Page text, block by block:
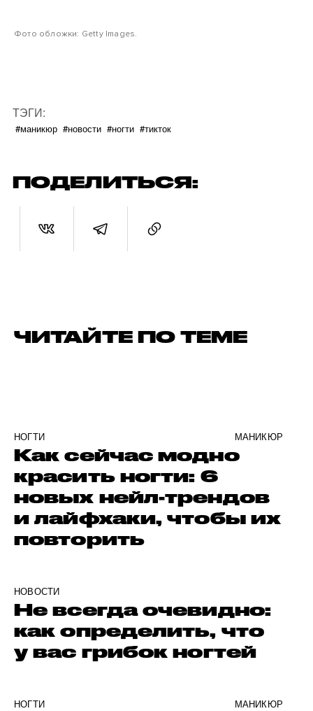
Фото обложки: Getty Images.
ТЭГИ:
#маникюр #новости #ногти #тикток
ПОДЕЛИТЬСЯ:
ЧИТАЙТЕ ПО ТЕМЕ
НОГТИ МАНИКЮР
Как сейчас модно
красить ногти: 6
новых нейл-трендов
и лайфхаки, чтобы их
повторить
НОВОСТИ
Не всегда очевидно:
как определить, что
у вас грибок ногтей
НОГТИ МАНИКЮР